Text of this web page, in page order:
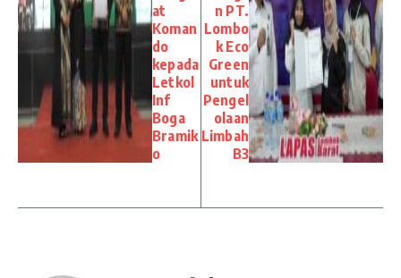
at
Koman
do
kepada
Letkol
Inf
Boga
Bramik
o
n PT.
Lombo
k Eco
Green
untuk
Pengel
olaan
Limbah
B3